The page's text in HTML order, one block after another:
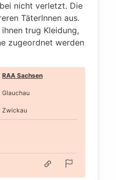
nicht verletzt. Die
TäterInnen aus.
trug Kleidung,
zugeordnet werden
RAA Sachsen
Glauchau
Zwickau